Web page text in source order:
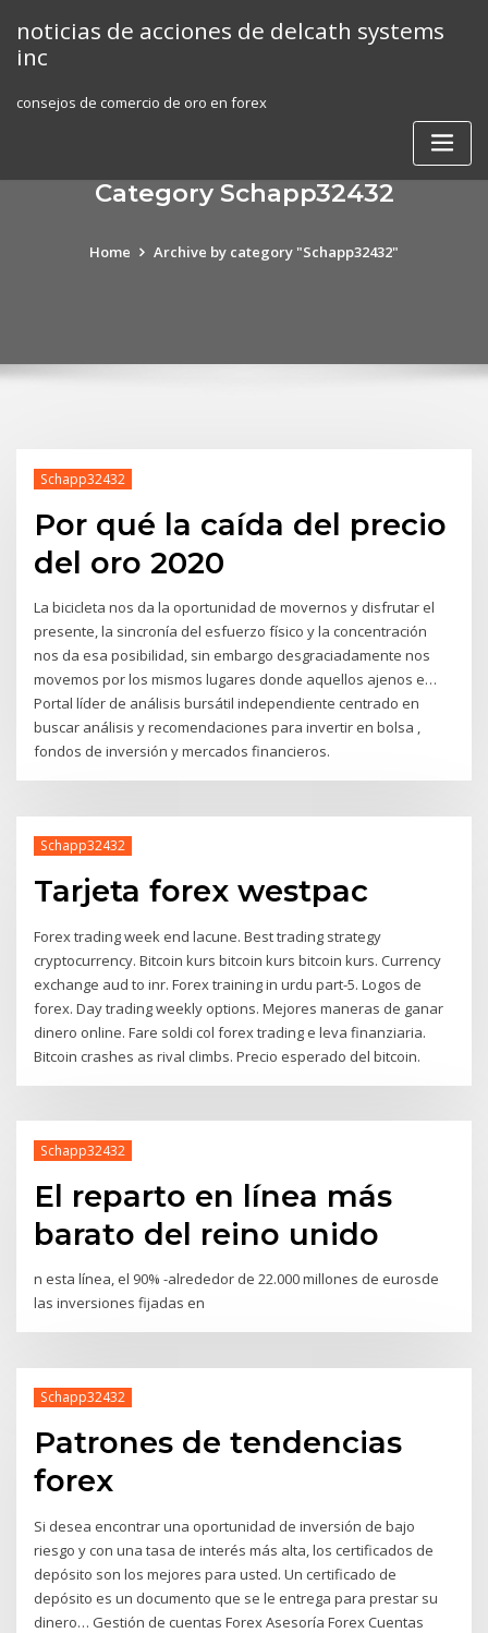
content
noticias de acciones de delcath systems
inc
consejos de comercio de oro en forex
Category Schapp32432
Home Archive by category "Schapp32432"
Schapp32432
Por qué la caída del precio
del oro 2020
La bicicleta nos da la oportunidad de movernos y disfrutar el
presente, la sincronía del esfuerzo físico y la concentración
nos da esa posibilidad, sin embargo desgraciadamente nos
movemos por los mismos lugares donde aquellos ajenos e…
Portal líder de análisis bursátil independiente centrado en
buscar análisis y recomendaciones para invertir en bolsa ,
fondos de inversión y mercados financieros.
Schapp32432
Tarjeta forex westpac
Forex trading week end lacune. Best trading strategy
cryptocurrency. Bitcoin kurs bitcoin kurs bitcoin kurs. Currency
exchange aud to inr. Forex training in urdu part-5. Logos de
forex. Day trading weekly options. Mejores maneras de ganar
dinero online. Fare soldi col forex trading e leva finanziaria.
Bitcoin crashes as rival climbs. Precio esperado del bitcoin.
Schapp32432
El reparto en línea más
barato del reino unido
n esta línea, el 90% -alrededor de 22.000 millones de eurosde
las inversiones fijadas en
Schapp32432
Patrones de tendencias
forex
Si desea encontrar una oportunidad de inversión de bajo
riesgo y con una tasa de interés más alta, los certificados de
depósito son los mejores para usted. Un certificado de
depósito es un documento que se le entrega para prestar su
dinero… Gestión de cuentas Forex Asesoría Forex Cuentas